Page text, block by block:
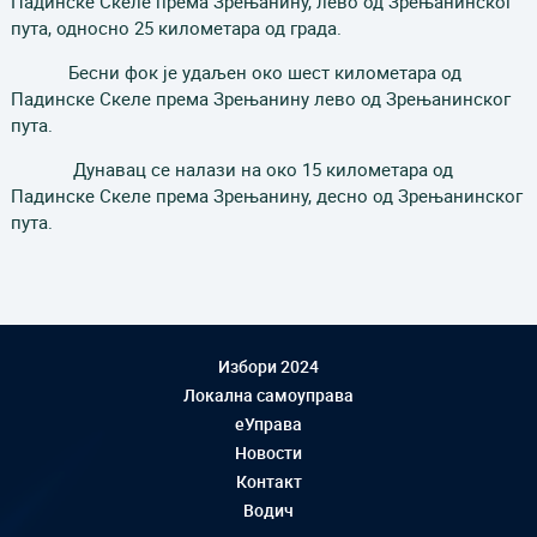
пута, односно 25 километара од града.
Бесни фок је удаљен око шест километара од
Падинске Скеле према Зрењанину лево од Зрењанинског
пута.
Дунавац се налази на око 15 километара од
Падинске Скеле према Зрењанину, десно од Зрењанинског
пута.
Избори 2024
Локална самоуправа
еУправа
Новости
Контакт
Водич